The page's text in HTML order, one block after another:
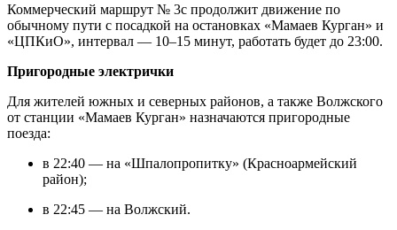
Коммерческий маршрут № 3с продолжит движение по
обычному пути с посадкой на остановках «Мамаев Курган» и
«ЦПКиО», интервал — 10–15 минут, работать будет до 23:00.
Пригородные электрички
Для жителей южных и северных районов, а также Волжского
от станции «Мамаев Курган» назначаются пригородные
поезда:
в 22:40 — на «Шпалопропитку» (Красноармейский
район);
в 22:45 — на Волжский.